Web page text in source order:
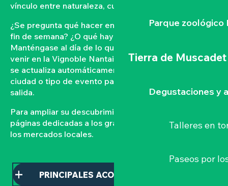
Parque zoológico
Tierra de Muscadet
Degustaciones y
Talleres en
Paseos por
vínculo entre naturaleza, cultura y convivencia.
¿Se pregunta qué hacer en el Vignoble Nantais este
fin de semana? ¿O qué hay en la agenda de Clisson?
Manténgase al día de lo que ocurre y lo que está por
venir en la Vignoble Nantais con nuestra agenda que
se actualiza automáticamente. Filtre por fecha,
ciudad o tipo de evento para organizar su próxima
salida.
Para ampliar su descubrimiento, consulte nuestras
páginas dedicadas a los grandes acontecimientos y a
los mercados locales.
PRINCIPALES ACONTECIMIENTOS